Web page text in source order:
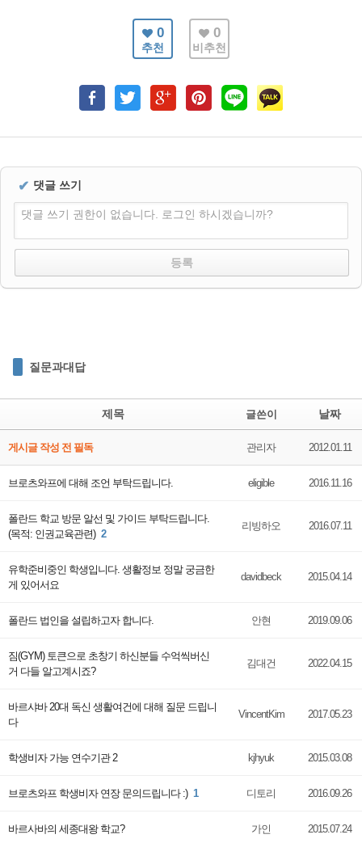
0
추천
0
비추천
✔ 댓글 쓰기
댓글 쓰기 권한이 없습니다. 로그인 하시겠습니까?
질문과대답
제목 글쓴이 날짜
게시글 작성 전 필독 관리자 2012.01.11
브로츠와프에 대해 조언 부탁드립니다. eligible 2016.11.16
폴란드 학교 방문 알선 및 가이드 부탁드립니다.
(목적: 인권교육관련) 2
리빙하오 2016.07.11
유학준비중인 학생입니다. 생활정보 정말 궁금한
게 있어서요
davidbeck 2015.04.14
폴란드 법인을 설립하고자 합니다. 안현 2019.09.06
짐(GYM) 토큰으로 초창기 하신분들 수억씩버신
거 다들 알고계시죠?
김대건 2022.04.15
바르샤바 20대 독신 생활여건에 대해 질문 드립니
다
VincentKim 2017.05.23
학생비자 가능 연수기관 2 kjhyuk 2015.03.08
브로츠와프 학생비자 연장 문의드립니다 :) 1 디토리 2016.09.26
바르사바의 세종대왕 학교? 가인 2015.07.24